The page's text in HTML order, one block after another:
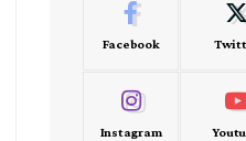
Facebook
Instagram